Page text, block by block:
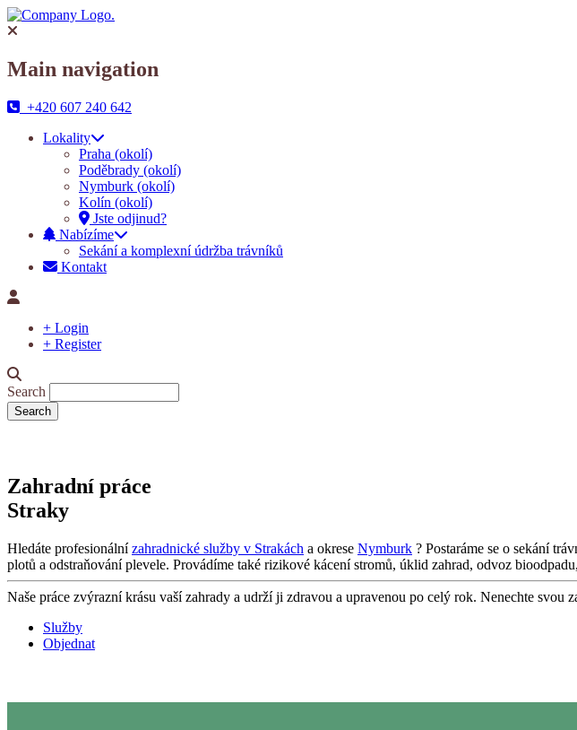
Main navigation
+420 607 240 642
Lokality
Praha (okolí)
Poděbrady (okolí)
Nymburk (okolí)
Kolín (okolí)
Jste odjinud?
Nabízíme
Sekání a komplexní údržba trávníků
Kontakt
+ Login
+ Register
Search
Zahradní práce
Straky
Hledáte profesionálnízahradnické služby v Strakách a okrese Nymburk ? Postaráme se o sekání
plotů a odstraňování plevele. Provádíme také rizikové kácení stromů, úklid zahrad, odvoz
Naše práce zvýrazní krásu vaší zahrady a udrží ji zdravou a upravenou po celý rok. Nenechte svou
Služby
Objednat